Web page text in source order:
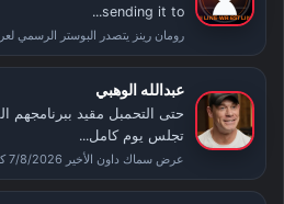
sending it to...
عبدالله الوهبي
حتى التحمبل مقيد
تجلس يوم كامل...
عرض سماك داون الأخير 7/8/2026 كامل مترجم